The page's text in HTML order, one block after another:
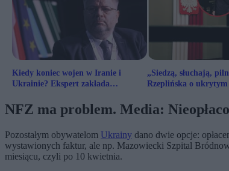
Kiedy koniec wojen w Iranie i
Ukrainie? Ekspert zakłada
„Siedzą, słuchają,
Rzeplińska o
NFZ ma problem. Media:
Pozostałym obywatelom Ukrainy dano dwie opcje:
wystawionych faktur, ale np. Mazowiecki Szpital
miesiącu, czyli po 10 kwietnia.